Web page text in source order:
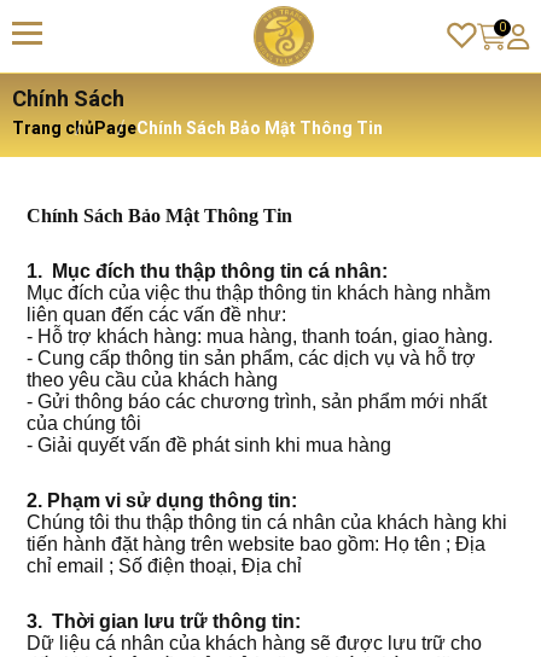
0
Chính Sách
Trang chủ PageChính Sách Bảo Mật Thông Tin
Chính Sách Bảo Mật Thông Tin
1. Mục đích thu thập thông tin cá nhân:
Mục đích của việc thu thập thông tin khách hàng nhằm
liên quan đến các vấn đề như:
- Hỗ trợ khách hàng: mua hàng, thanh toán, giao hàng.
- Cung cấp thông tin sản phẩm, các dịch vụ và hỗ trợ
theo yêu cầu của khách hàng
- Gửi thông báo các chương trình, sản phẩm mới nhất
của chúng tôi
- Giải quyết vấn đề phát sinh khi mua hàng
2. Phạm vi sử dụng thông tin:
Chúng tôi thu thập thông tin cá nhân của khách hàng khi
tiến hành đặt hàng trên website bao gồm: Họ tên ; Địa
chỉ email ; Số điện thoại, Địa chỉ
3. Thời gian lưu trữ thông tin:
Dữ liệu cá nhân của khách hàng sẽ được lưu trữ cho